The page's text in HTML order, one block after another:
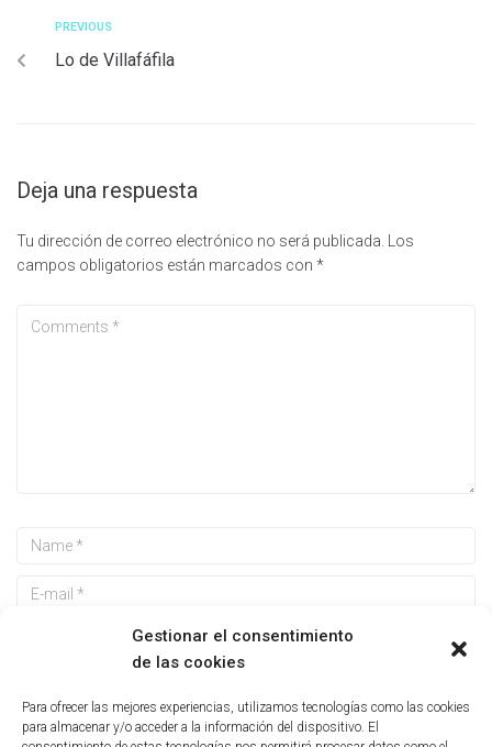
Gestionar el consentimiento
de las cookies
Para ofrecer las mejores experiencias, utilizamos tecnologías como las cookies
para almacenar y/o acceder a la información del dispositivo. El
PREVIOUS
Lo de Villafáfila
Deja una respuesta
Tu dirección de correo electrónico no será publicada.
Los
campos obligatorios están marcados con *
Guarda mi nombre, correo electrónico y web en este
navegador para la próxima vez que comente.